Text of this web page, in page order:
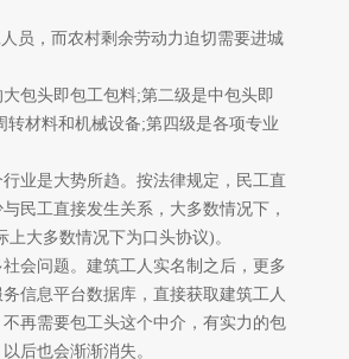
员，而农村剩余劳动力迫切需要进城
包头即包工包料;第二级是中包头即
材料和机械设备;第四级是各项专业
业是大势所趋。按法律规定，民工直
民工直接发生关系，大多数情况下，
大多数情况下为口头协议)。
会问题。建筑工人实名制之后，更多
信息平台数据库，直接获取建筑工人
再需要包工头这个中介，有实力的包
后也会渐渐消失。